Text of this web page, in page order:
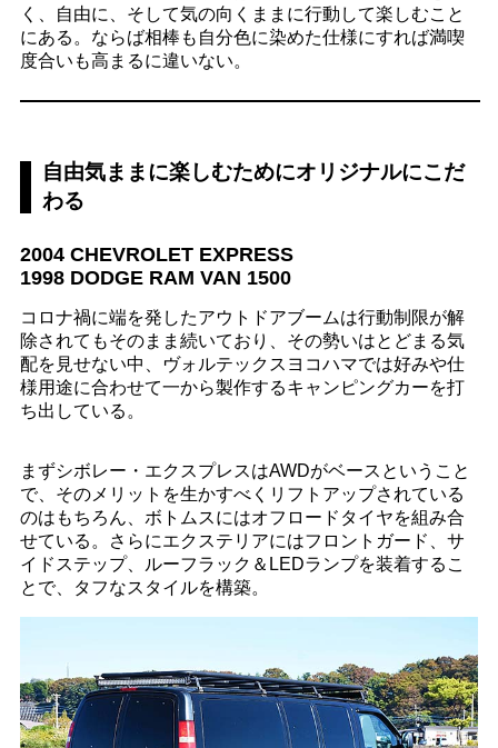
く、自由に、そして気の向くままに行動して楽しむこと
にある。ならば相棒も自分色に染めた仕様にすれば満喫
度合いも高まるに違いない。
自由気ままに楽しむためにオリジナルにこだ
わる
2004 CHEVROLET EXPRESS
1998 DODGE RAM VAN 1500
コロナ禍に端を発したアウトドアブームは行動制限が解
除されてもそのまま続いており、その勢いはとどまる気
配を見せない中、ヴォルテックスヨコハマでは好みや仕
様用途に合わせて一から製作するキャンピングカーを打
ち出している。
まずシボレー・エクスプレスはAWDがベースということ
で、そのメリットを生かすべくリフトアップされている
のはもちろん、ボトムスにはオフロードタイヤを組み合
せている。さらにエクステリアにはフロントガード、サ
イドステップ、ルーフラック＆LEDランプを装着するこ
とで、タフなスタイルを構築。